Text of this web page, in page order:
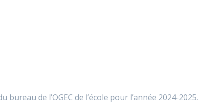
de l’OGEC de l’école pour l’année 2024-2025.